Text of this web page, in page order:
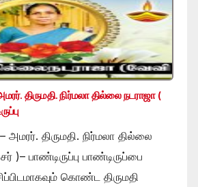
திருமதி. நிர்மலா தில்லை நடராஜா (
திருமதி. நிர்மலா தில்லை
)– பாண்டிருப்பு பாண்டிருப்பை
கொண்ட திருமதி